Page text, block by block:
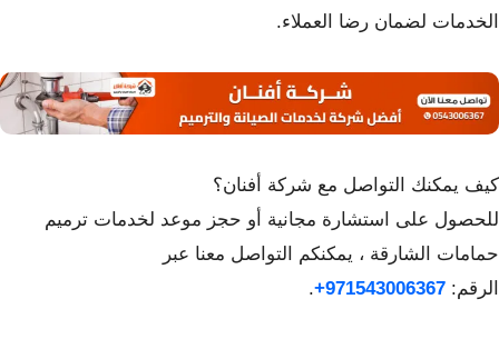
الخدمات لضمان رضا العملاء.
كيف يمكنك التواصل مع شركة أفنان؟
للحصول على استشارة مجانية أو حجز موعد لخدمات ترميم
حمامات الشارقة ، يمكنكم التواصل معنا عبر
الرقم: 971543006367+
.